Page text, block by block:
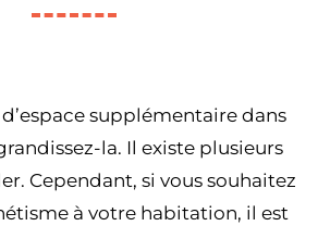
supplémentaire dans
la. Il existe plusieurs
Cependant, si vous souhaitez
à votre habitation, il est